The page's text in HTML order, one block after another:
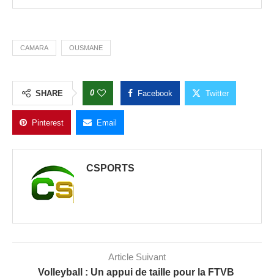
CAMARA OUSMANE
SHARE 0 Facebook Twitter
Pinterest Email
CSPORTS
Article Suivant
Volleyball : Un appui de taille pour la FTVB